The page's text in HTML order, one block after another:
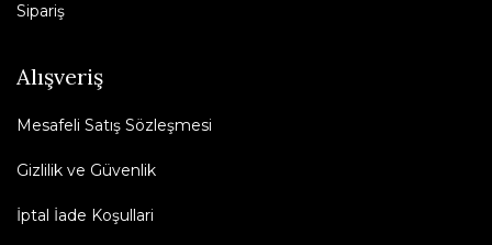
Sipariş
Alışveriş
Mesafeli Satış Sözleşmesi
Gizlilik ve Güvenlik
İptal İade Koşullari